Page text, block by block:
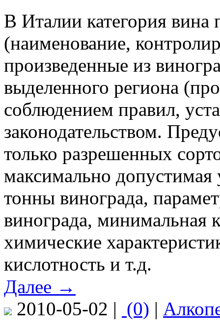
В Италии категория вина
(наименование,
произведенные из
выделенного региона
соблюдением правил,
законодательством.
только разрешенных
максимально
тонны винограда,
винограда, минимальная
химические
кислотность и т.д.
Далее →
2010-05-02 | (0) |